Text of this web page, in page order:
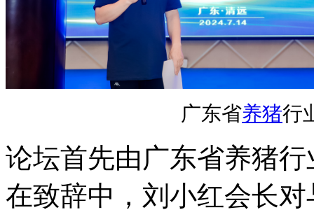
广东省养猪行
论坛首先由广东省养猪
在致辞中，刘小红会长